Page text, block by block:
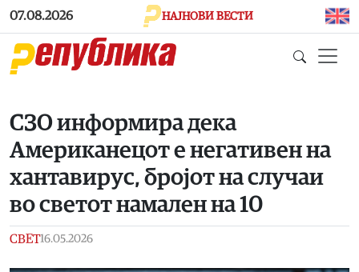
Skip to main content
07.08.2026 НАЈНОВИ ВЕСТИ
СЗО информира дека
Американецот е негативен на
хантавирус, бројот на случаи
во светот намален на 10
СВЕТ16.05.2026